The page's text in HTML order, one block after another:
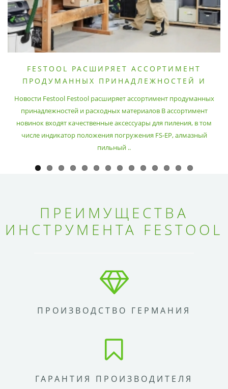
FESTOOL РАСШИРЯЕТ АССОРТИМЕНТ
ПРОДУМАННЫХ ПРИНАДЛЕЖНОСТЕЙ И
Новости Festool Festool расширяет ассортимент продуманных
принадлежностей и расходных материалов В ассортимент
новинок входят качественные аксессуары для пиления, в том
числе индикатор положения погружения FS-EP, алмазный
пильный ..
ПРЕИМУЩЕСТВА
ИНСТРУМЕНТА FESTOOL
ПРОИЗВОДСТВО ГЕРМАНИЯ
ГАРАНТИЯ ПРОИЗВОДИТЕЛЯ